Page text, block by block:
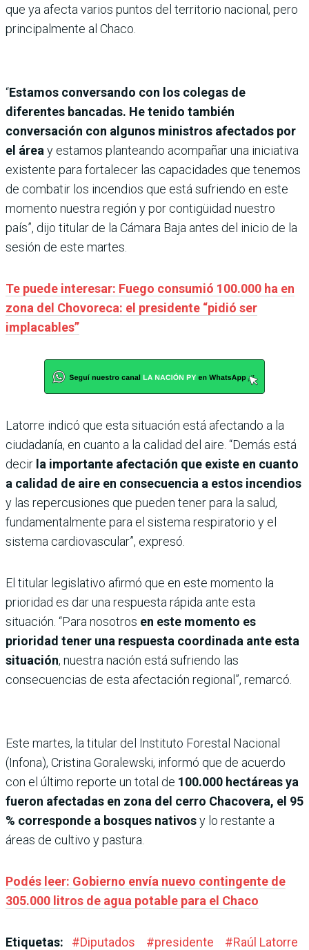
que ya afecta varios puntos del territorio nacional, pero
principalmente al Chaco.
“Estamos conversando con los colegas de
diferentes bancadas. He tenido también
conversación con algunos ministros afectados por
el área y estamos planteando acompañar una iniciativa
existente para fortalecer las capacidades que tenemos
de combatir los incendios que está sufriendo en este
momento nuestra región y por contigüidad nuestro
país”, dijo titular de la Cámara Baja antes del inicio de la
sesión de este martes.
Te puede interesar: Fuego consumió 100.000 ha en
zona del Chovoreca: el presidente “pidió ser
implacables”
Latorre indicó que esta situación está afectando a la
ciudadanía, en cuanto a la calidad del aire. “Demás está
decir la importante afectación que existe en cuanto
a calidad de aire en consecuencia a estos incendios
y las repercusiones que pueden tener para la salud,
fundamentalmente para el sistema respiratorio y el
sistema cardiovascular”, expresó.
El titular legislativo afirmó que en este momento la
prioridad es dar una respuesta rápida ante esta
situación. “Para nosotros en este momento es
prioridad tener una respuesta coordinada ante esta
situación, nuestra nación está sufriendo las
consecuencias de esta afectación regional”, remarcó.
Este martes, la titular del Instituto Forestal Nacional
(Infona), Cristina Goralewski, informó que de acuerdo
con el último reporte un total de 100.000 hectáreas ya
fueron afectadas en zona del cerro Chacovera, el 95
% corresponde a bosques nativosy lo restante a
áreas de cultivo y pastura.
Podés leer: Gobierno envía nuevo contingente de
305.000 litros de agua potable para el Chaco
Etiquetas: #Diputados #presidente #Raúl Latorre